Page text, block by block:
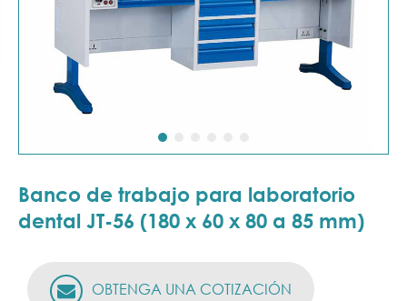
Banco de trabajo para laboratorio
dental JT-56 (180 x 60 x 80 a 85 mm)
OBTENGA UNA COTIZACIÓN